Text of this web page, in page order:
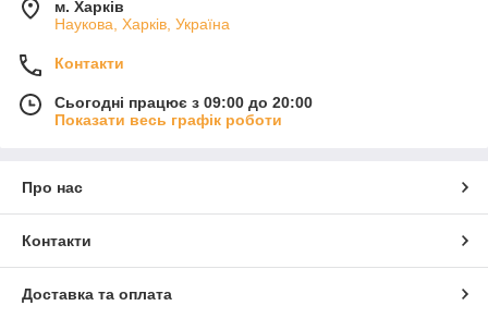
м. Харків
Наукова, Харків, Україна
Контакти
Сьогодні працює з 09:00 до 20:00
Показати весь графік роботи
Про нас
Контакти
Доставка та оплата